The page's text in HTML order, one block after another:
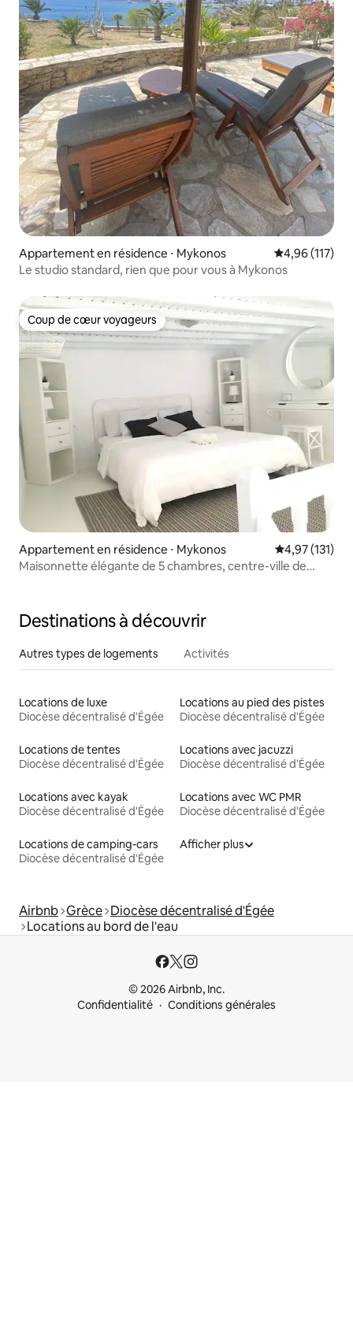
Appartement en résidence ⋅ Mykonos Évaluation
4,96 (117)
Le studio standard, rien que pour vous à Mykonos
Coup de cœur voyageurs
Coup de cœur voyageurs
Appartement en résidence ⋅ Mykonos Évaluation
4,97 (131)
Maisonnette élégante de 5 chambres, centre-ville de
Destinations à découvrir
Autres types de logements Activités
Locations de luxe
Diocèse décentralisé d'Égée
Locations au pied des pistes
Diocèse décentralisé d'Égée
Locations de tentes
Diocèse décentralisé d'Égée
Locations avec jacuzzi
Diocèse décentralisé d'Égée
Locations avec kayak
Diocèse décentralisé d'Égée
Locations avec WC PMR
Diocèse décentralisé d'Égée
Locations de camping-cars
Diocèse décentralisé d'Égée
Afficher plus
Airbnb Grèce Diocèse décentralisé d'Égée
Locations au bord de l'eau
© 2026 Airbnb, Inc.
Confidentialité
Conditions générales